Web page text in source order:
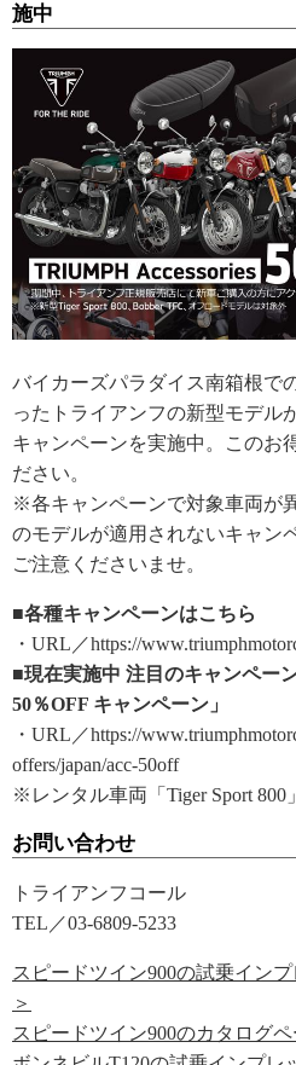
施中
バイカーズパラダイス南箱根で
ったトライアンフの新型モデル
キャンペーンを実施中。このお
ださい。
※各キャンペーンで対象車両が
のモデルが適用されないキャン
ご注意くださいませ。
■各種キャンペーンはこちら
・URL／https://
■現在実施中 注目のキャンペー
50％OFF キャンペーン」
・URL／https://
offers/japan/acc-50off
※レンタル車両「Tiger Sport 800
お問い合わせ
トライアンフコール
TEL／03-6809-5233
スピードツイン900の試乗イン
＞
スピードツイン900のカタログ